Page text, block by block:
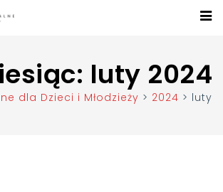
luty 2024
dla Dzieci i Młodzieży > 2024 > luty